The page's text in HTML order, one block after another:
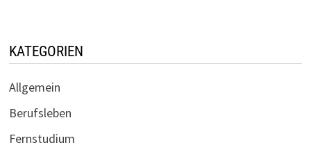
KATEGORIEN
Allgemein
Berufsleben
Fernstudium